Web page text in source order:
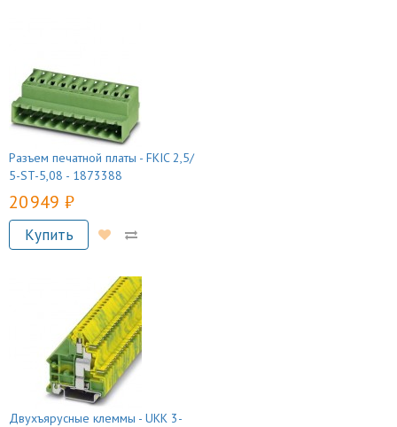
Разъем печатной платы - FKIC 2,5/
5-ST-5,08 - 1873388
20 949 руб.
Купить
Двухъярусные клеммы - UKK 3-